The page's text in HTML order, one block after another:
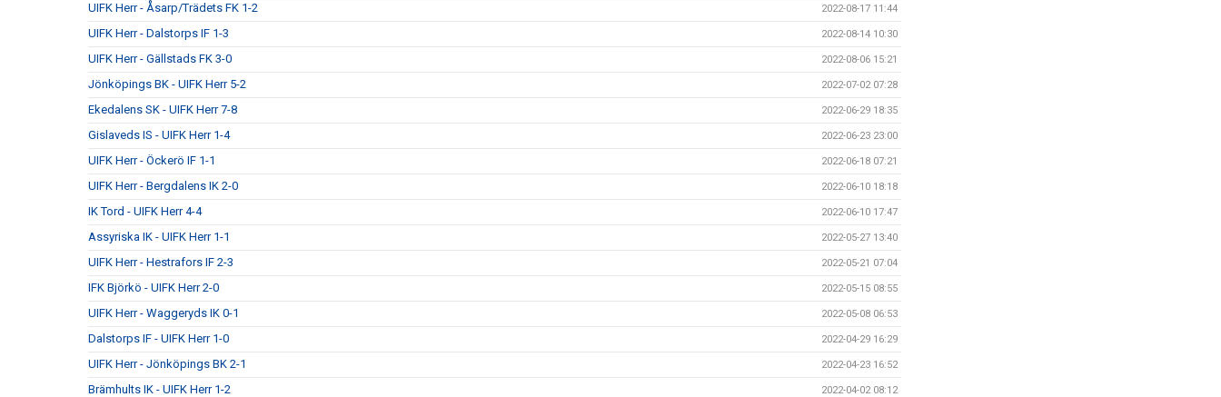
UIFK Herr - Åsarp/Trädets FK 1-2 2022-08-17 11:44
UIFK Herr - Dalstorps IF 1-3 2022-08-14 10:30
UIFK Herr - Gällstads FK 3-0 2022-08-06 15:21
Jönköpings BK - UIFK Herr 5-2 2022-07-02 07:28
Ekedalens SK - UIFK Herr 7-8 2022-06-29 18:35
Gislaveds IS - UIFK Herr 1-4 2022-06-23 23:00
UIFK Herr - Öckerö IF 1-1 2022-06-18 07:21
UIFK Herr - Bergdalens IK 2-0 2022-06-10 18:18
IK Tord - UIFK Herr 4-4 2022-06-10 17:47
Assyriska IK - UIFK Herr 1-1 2022-05-27 13:40
UIFK Herr - Hestrafors IF 2-3 2022-05-21 07:04
IFK Björkö - UIFK Herr 2-0 2022-05-15 08:55
UIFK Herr - Waggeryds IK 0-1 2022-05-08 06:53
Dalstorps IF - UIFK Herr 1-0 2022-04-29 16:29
UIFK Herr - Jönköpings BK 2-1 2022-04-23 16:52
Brämhults IK - UIFK Herr 1-2 2022-04-02 08:12